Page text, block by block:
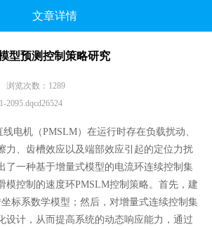
文章详情
型预测控制策略研究
览次数：1289
2095.dqcd26524
线电机（PMSLM）在运行时存在负载扰动、
力、齿槽效应以及端部效应引起的定位力扰
了一种基于增量式模型的电流环连续控制集
模控制的速度环PMSLM控制策略。首先，建
标系数学模型；然后，对增量式连续控制集
设计，从而提高系统的动态响应能力，通过